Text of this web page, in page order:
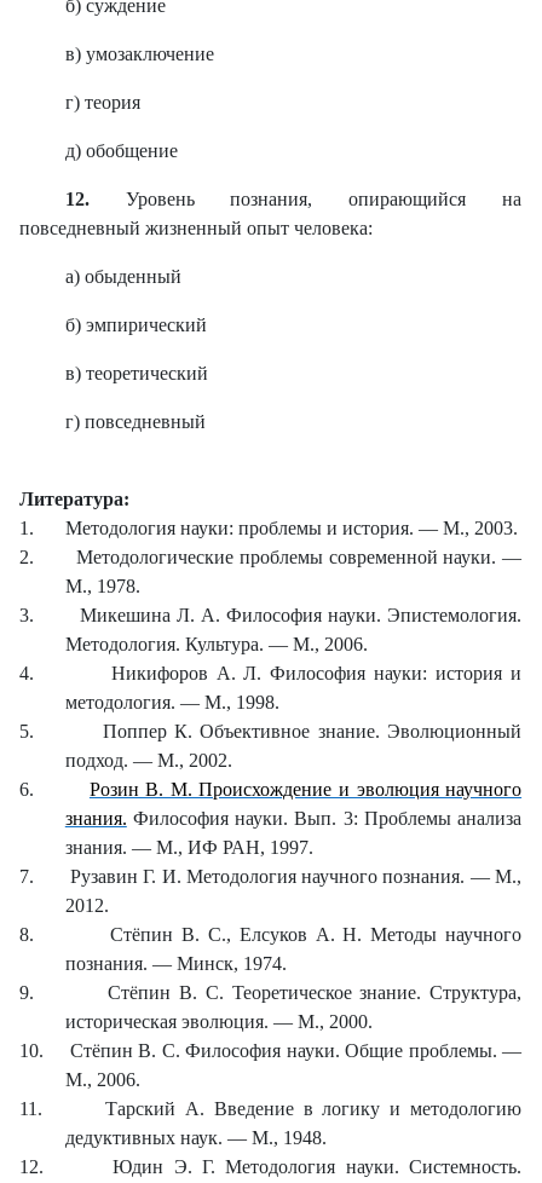
б) суждение
в) умозаключение
г) теория
д) обобщение
12. Уровень познания, опирающийся на
повседневный жизненный опыт человека:
а) обыденный
б) эмпирический
в) теоретический
г) повседневный
Литература:
1.
Методология науки: проблемы и история. — М., 2003.
2.
Методологические проблемы современной науки. —
М., 1978.
3.
Микешина Л. А. Философия науки. Эпистемология.
Методология. Культура. — М., 2006.
4.
Никифоров А. Л. Философия науки: история и
методология. — М., 1998.
5.
Поппер К. Объективное знание. Эволюционный
подход. — М., 2002.
6.
Розин В. М. Происхождение и эволюция научного
знания. Философия науки. Вып. 3: Проблемы анализа
знания. — М., ИФ РАН, 1997.
7.
Рузавин Г. И. Методология научного познания. — М.,
2012.
8.
Стёпин В. С., Елсуков А. Н. Методы научного
познания. — Минск, 1974.
9.
СтёпинB. C. Теоретическое знание. Структура,
историческая эволюция. — М., 2000.
10.
СтёпинB. C.Философия науки. Общие проблемы. —
М., 2006.
11.
Тарский А. Введение в логику и методологию
дедуктивных наук. — М., 1948.
12.
Юдин Э. Г. Методология науки. Системность.